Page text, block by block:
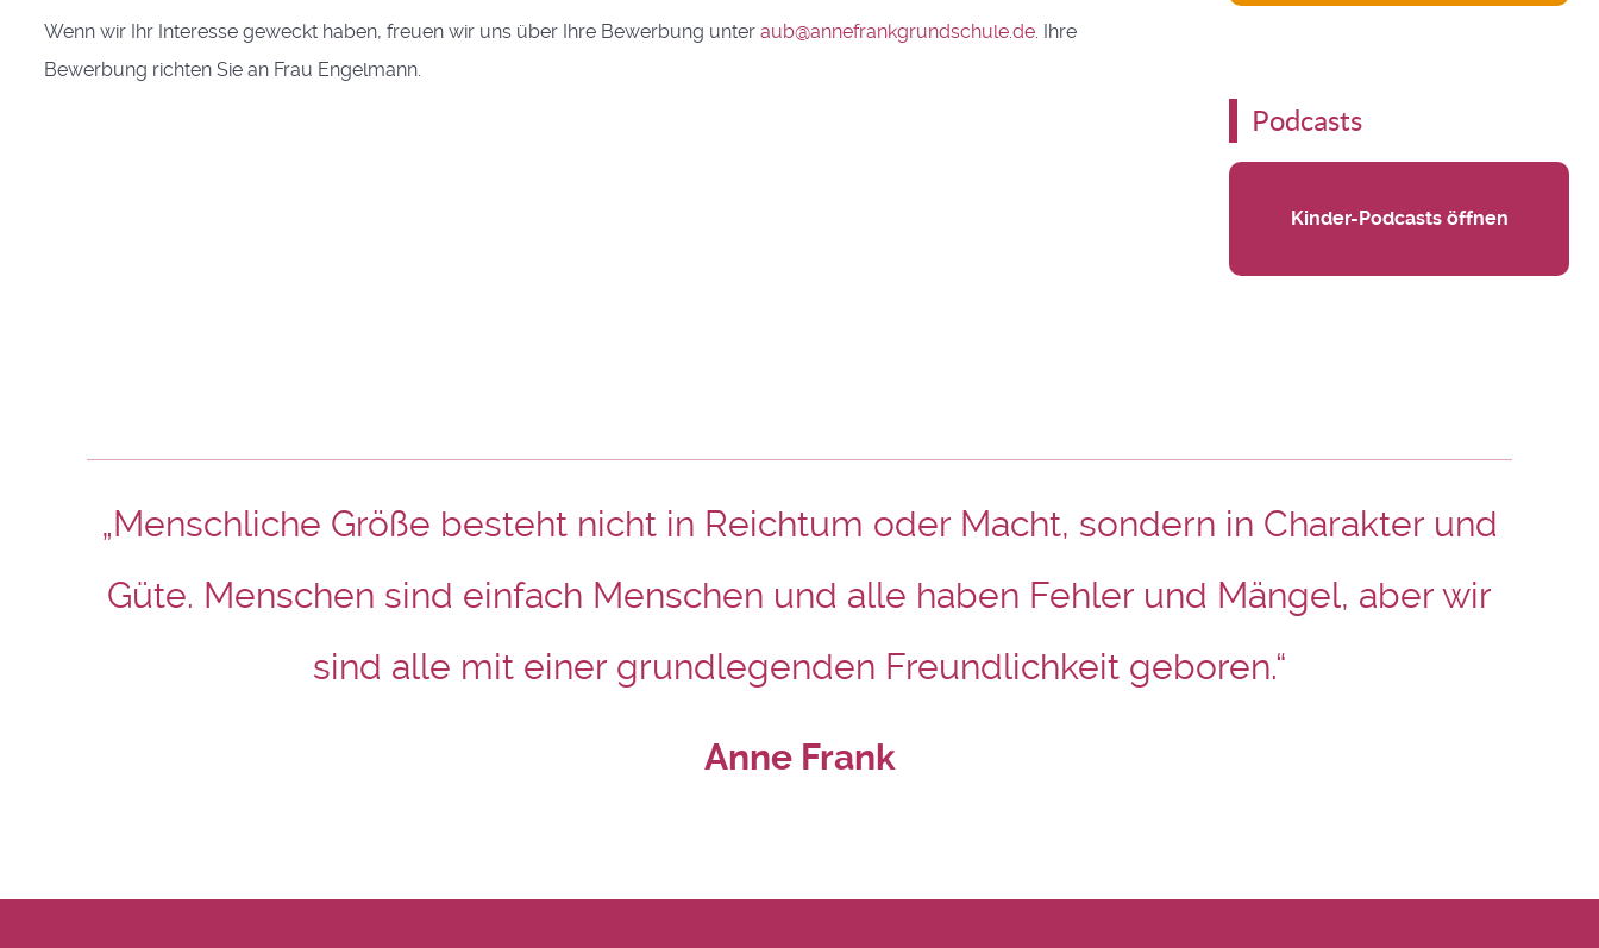
Wenn wir Ihr Interesse geweckt haben, freuen wir uns über Ihre Bewerbung unter aub@annefrankgrundschule.de . Ihre
Bewerbung richten Sie an Frau Engelmann.
Podcasts
Kinder-Podcasts öffnen
„Menschliche Größe besteht nicht in Reichtum oder Macht, sondern in Charakter und
Güte. Menschen sind einfach Menschen und alle haben Fehler und Mängel, aber wir
sind alle mit einer grundlegenden Freundlichkeit geboren.“
Anne Frank